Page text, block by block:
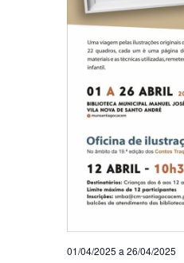
01/04/2025 a 26/04/2025